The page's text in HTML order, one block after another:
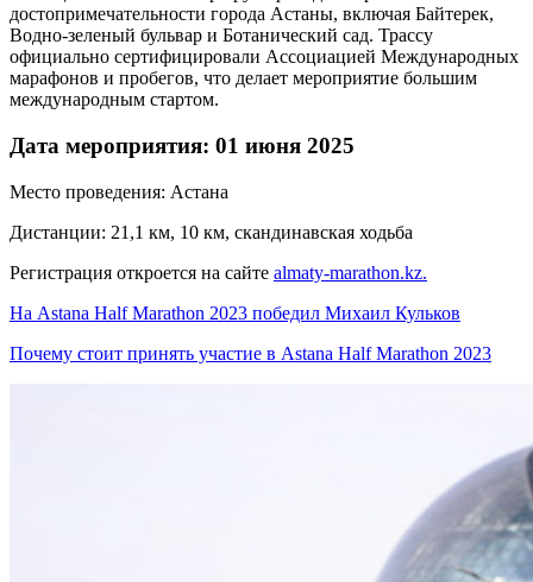
достопримечательности города Астаны, включая Байтерек,
Водно-зеленый бульвар и Ботанический сад. Трассу
официально сертифицировали Ассоциацией Международных
марафонов и пробегов, что делает мероприятие большим
международным стартом.
Дата мероприятия: 01 июня 2025
Место проведения: Астана
Дистанции: 21,1 км, 10 км, скандинавская ходьба
Регистрация откроется на сайте almaty-marathon.kz.
На Astana Half Marathon 2023 победил Михаил Кульков
Почему стоит принять участие в Astana Half Marathon 2023